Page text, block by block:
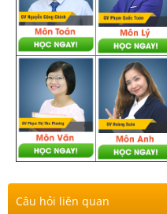
Câu hỏi liên quan